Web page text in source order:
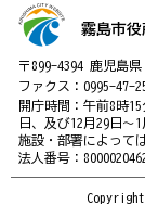
霧島市
〒899-4394 鹿児島
ファクス：0995-47-
開庁時間：午前8時
日、及び12月29日～1
施設・部署によって
法人番号：